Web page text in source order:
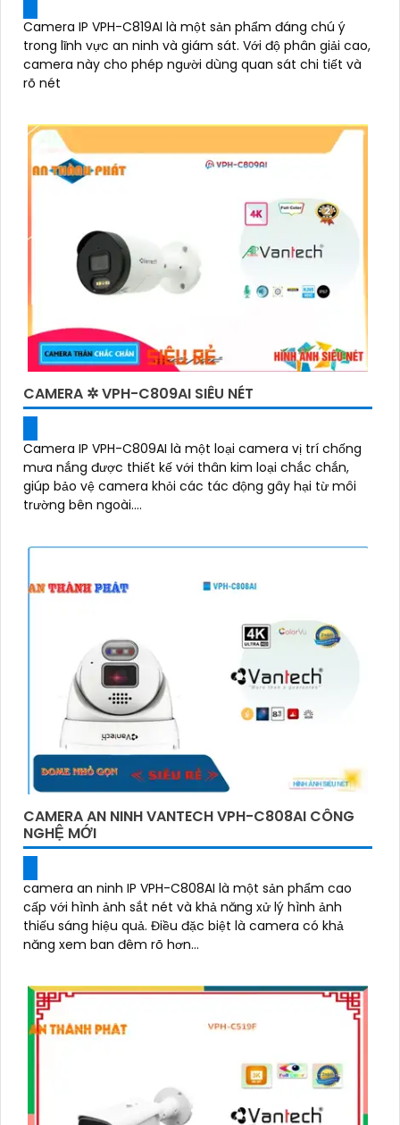
Camera IP VPH-C819AI là một sản phẩm đáng chú ý
trong lĩnh vực an ninh và giám sát. Với độ phân giải cao,
camera này cho phép người dùng quan sát chi tiết và
rõ nét
CAMERA ✲ VPH-C809AI SIÊU NÉT
Camera IP VPH-C809AI là một loại camera vị trí chống
mưa nắng được thiết kế với thân kim loại chắc chắn,
giúp bảo vệ camera khỏi các tác động gây hại từ môi
trường bên ngoài....
CAMERA AN NINH VANTECH VPH-C808AI CÔNG
NGHỆ MỚI
camera an ninh IP VPH-C808AI là một sản phẩm cao
cấp với hình ảnh sắt nét và khả năng xử lý hình ảnh
thiếu sáng hiệu quả. Điều đặc biệt là camera có khả
năng xem ban đêm rõ hơn...